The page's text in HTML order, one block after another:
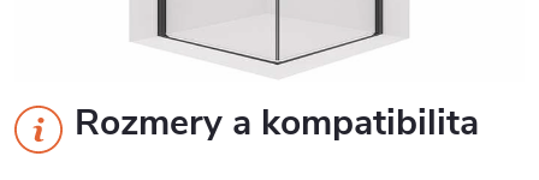
Rozmery a kompatibilita